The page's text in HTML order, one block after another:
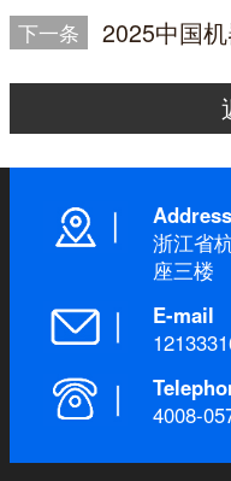
下一条
Address
浙江省
座三楼
E-mail
4008-